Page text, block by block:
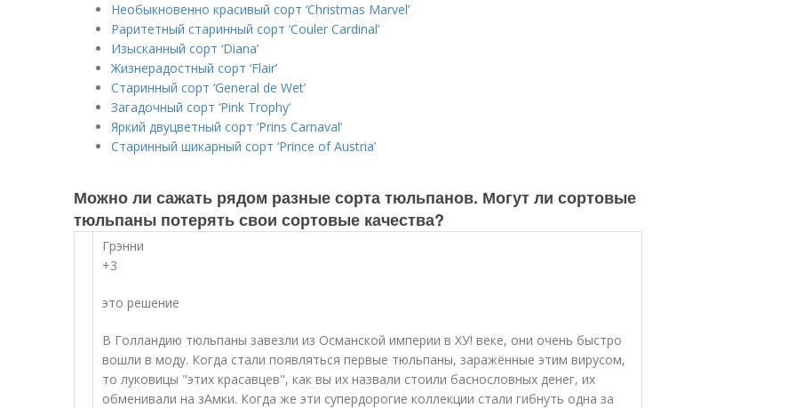
Необыкновенно красивый сорт ‘Christmas Marvel’
Раритетный старинный сорт ‘Couler Cardinal’
Изысканный сорт ‘Diana’
Жизнерадостный сорт ‘Flair’
Старинный сорт ‘General de Wet’
Загадочный сорт ‘Pink Trophy’
Яркий двуцветный сорт ‘Prins Carnaval’
Старинный шикарный сорт ‘Prince of Austria’
Можно ли сажать рядом разные сорта тюльпанов. Могут ли сортовые
тюльпаны потерять свои сортовые качества?
Грэнни
+3
это решение
В Голландию тюльпаны завезли из Османской империи в ХУ! веке, они очень быстро
вошли в моду. Когда стали появляться первые тюльпаны, заражённые этим вирусом,
то луковицы "этих красавцев", как вы их назвали стоили баснословных денег, их
обменивали на зАмки. Когда же эти супердорогие коллекции стали гибнуть одна за